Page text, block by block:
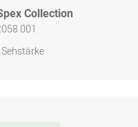
Collection
001